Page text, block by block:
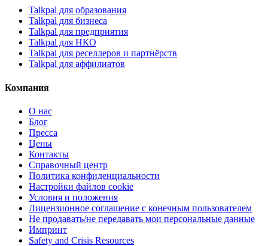
Talkpal для образования
Talkpal для бизнеса
Talkpal для предприятия
Talkpal для НКО
Talkpal для реселлеров и партнёрств
Talkpal для аффилиатов
Компания
О нас
Блог
Пресса
Цены
Контакты
Справочный центр
Политика конфиденциальности
Настройки файлов cookie
Условия и положения
Лицензионное соглашение с конечным пользователем
Не продавать/не передавать мои персональные данные
Импринт
Safety and Crisis Resources